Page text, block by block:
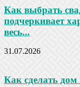
Как выбрать
подчеркивает
весь...
31.07.2026
Как сделать дом